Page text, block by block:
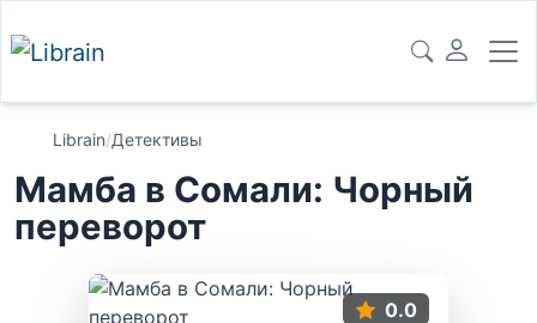
Librain/Детективы
Мамба в Сомали: Чорный
переворот
0.0